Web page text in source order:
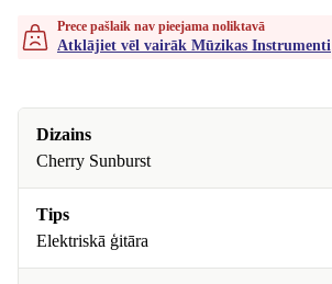
Prece pašlaik nav pieejama noliktavā
Atklājiet vēl vairāk Mūzikas Instrumenti
Dizains
Cherry Sunburst
Tips
Elektriskā ģitāra